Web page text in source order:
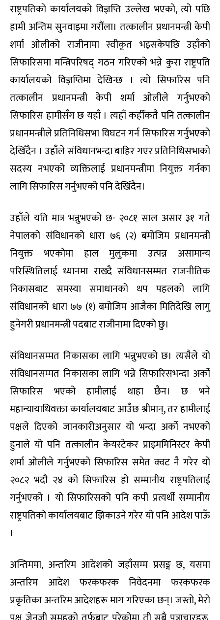
राष्ट्रपतिको कार्यालयको विज्ञप्ति उल्लेख भएको, त्यो पछि
हामी अन्तिम सुनवाइमा गरौंला। तत्कालीन प्रधानमन्त्री केपी
शर्मा ओलीको राजीनामा स्वीकृत भइसकेपछि उहाँको
सिफारिसमा मन्त्रिपरिषद् गठन गरिएको भन्ने कुरा राष्ट्रपति
कार्यालयको विज्ञप्तिमा देखिन्छ । त्यो सिफारिस पनि
तत्कालीन प्रधानमन्त्री केपी शर्मा ओलीले गर्नुभएको
सिफारिस हामीसँग छ यहाँ । त्यहाँ कहीँकतै पनि तत्कालीन
प्रधानमन्त्रीले प्रतिनिधिसभा विघटन गर्न सिफारिस गर्नुभएको
देखिँदैन । उहाँले संविधानभन्दा बाहिर गएर प्रतिनिधिसभाको
सदस्य नभएको व्यक्तिलाई प्रधानमन्त्रीमा नियुक्त गर्नका
लागि सिफारिस गर्नुभएको पनि देखिँदैन।
उहाँले यति मात्र भन्नुभएको छ- २०८१ साल असार ३१ गते
नेपालको संविधानको धारा ७६ (२) बमोजिम प्रधानमन्त्री
नियुक्त भएकोमा हाल मुलुकमा उत्पन्न असामान्य
परिस्थितिलाई ध्यानमा राख्दै संविधानसम्मत राजनीतिक
निकासबाट समस्या समाधानको थप पहलको लागि
संविधानको धारा ७७ (१) बमोजिम आजैका मितिदेखि लागु
हुनेगरी प्रधानमन्त्री पदबाट राजीनामा दिएको छु।
संविधानसम्मत निकासका लागि भन्नुभएको छ। त्यसैले यो
संविधानसम्मत निकासका लागि भन्ने सिफारिसभन्दा अर्को
सिफारिस भएको हामीलाई थाहा छैन। छ भने
महान्यायाधिवक्ता कार्यालयबाट आउँछ श्रीमान्, तर हामीलाई
पक्षले दिएको जानकारीअनुसार यो भन्दा अर्को नभएको
हुनाले यो पनि तत्कालीन केयरटेकर प्राइममिनिस्टर केपी
शर्मा ओलीले गर्नुभएको सिफारिस समेत क्वट नै गरेर यो
२०८२ भदौ २४ को सिफारिस हो सम्मानीय राष्ट्रपतिलाई
गर्नुभएको । यो सिफारिसको पनि कपी प्रत्यर्थी सम्मानीय
राष्ट्रपतिको कार्यालयबाट झिकाउने गरेर यो पनि आदेश पाऊँ
।
अन्तिममा, अन्तरिम आदेशको जहाँसम्म प्रसङ्ग छ, यसमा
अन्तरिम आदेश फरकफरक निवेदनमा फरकफरक
प्रकृतिका अन्तरिम आदेशहरू माग गरिएका छन्। जस्तो, मेरो